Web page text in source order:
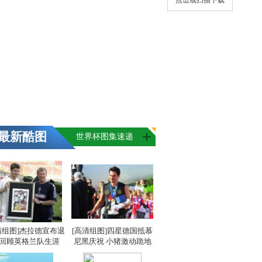
新酷图 世界杯图集速递
图]杰拉德宣布退
顾英格兰队生涯
[高清组图]四星德国抵慕
尼黑庆祝 小猪激动跪地